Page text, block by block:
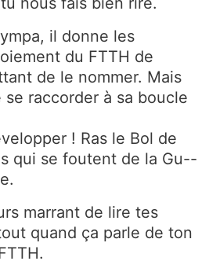
il donne les
du FTTH de
de le nommer. Mais
raccorder à sa boucle
! Ras le Bol de
qui se foutent de la Gu--
marrant de lire tes
quand ça parle de ton